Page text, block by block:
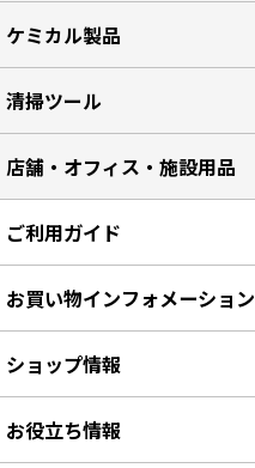
ケミカル製品
清掃ツール
店舗・オフィス・施設用品
ご利用ガイド
お買い物インフォメーション
ショップ情報
お役立ち情報